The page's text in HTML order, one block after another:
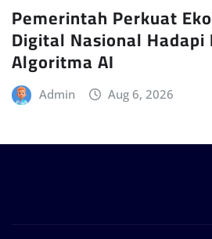
Pemerintah Perkuat
Digital Nasional Hadapi
Algoritma AI
Admin Aug 6, 2026